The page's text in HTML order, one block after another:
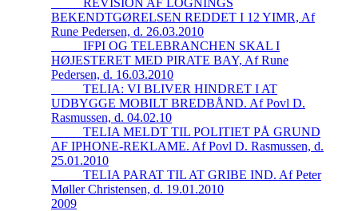
_____REVISION AF LOGNINGS
BEKENDTGØRELSEN REDDET I 12 YIMR, Af
Rune Pedersen, d. 26.03.2010
_____IFPI OG TELEBRANCHEN SKAL I
HØJESTERET MED PIRATE BAY, Af Rune
Pedersen, d. 16.03.2010
_____TELIA: VI BLIVER HINDRET I AT
UDBYGGE MOBILT BREDBÅND. Af Povl D.
Rasmussen, d. 04.02.10
_____TELIA MELDT TIL POLITIET PÅ GRUND
AF IPHONE-REKLAME. Af Povl D. Rasmussen, d.
25.01.2010
_____TELIA PARAT TIL AT GRIBE IND. Af Peter
Møller Christensen, d. 19.01.2010
2009